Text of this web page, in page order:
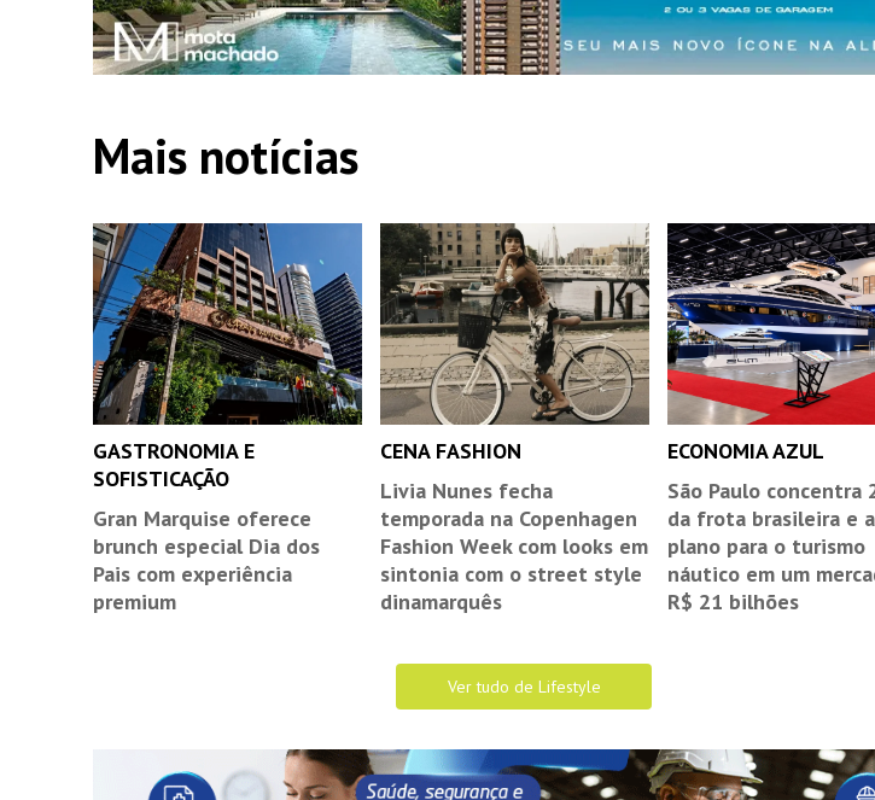
Mais notícias
GASTRONOMIA E
SOFISTICAÇÃO
Gran Marquise oferece
brunch especial Dia dos
Pais com experiência
premium
CENA FASHION
Livia Nunes fecha
temporada na Copenhagen
Fashion Week com looks em
sintonia com o street style
dinamarquês
ECONOMIA AZUL
São Paulo concentra
da frota brasileira e
plano para o turismo
náutico em um
R$ 21 bilhões
Ver tudo de Lifestyle